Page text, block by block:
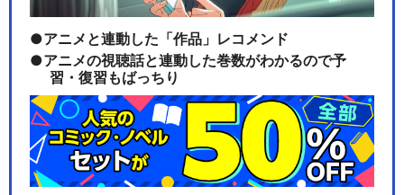
アニメと連動した「作品」レコメンド
アニメの視聴話と連動した巻数がわかるので予
習・復習もばっちり